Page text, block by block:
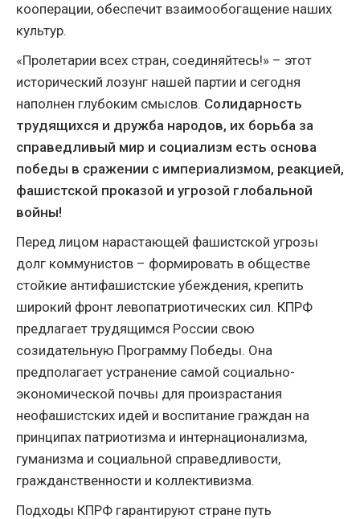
кооперации, обеспечит взаимообогащение наших
культур.
«Пролетарии всех стран, соединяйтесь!» – этот
исторический лозунг нашей партии и сегодня
наполнен глубоким смыслов. Солидарность
трудящихся и дружба народов, их борьба за
справедливый мир и социализм есть основа
победы в сражении с империализмом, реакцией,
фашистской проказой и угрозой глобальной
войны!
Перед лицом нарастающей фашистской угрозы
долг коммунистов – формировать в обществе
стойкие антифашистские убеждения, крепить
широкий фронт левопатриотических сил. КПРФ
предлагает трудящимся России свою
созидательную Программу Победы. Она
предполагает устранение самой социально-
экономической почвы для произрастания
неофашистских идей и воспитание граждан на
принципах патриотизма и интернационализма,
гуманизма и социальной справедливости,
гражданственности и коллективизма.
Подходы КПРФ гарантируют стране путь